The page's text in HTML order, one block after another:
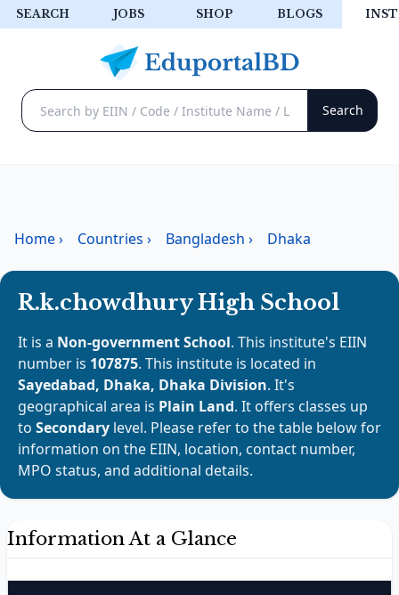
SEARCH JOBS SHOP BLOGS
Home› Countries › Bangladesh › Dhaka
R.k.chowdhury High School
It is a Non-government School. This institute's EIIN
number is 107875. This institute is located in
Sayedabad, Dhaka, Dhaka Division. It's
geographical area is Plain Land. It offers classes up
to Secondary level. Please refer to the table below for
information on the EIIN, location, contact number,
MPO status, and additional details.
Information At a Glance